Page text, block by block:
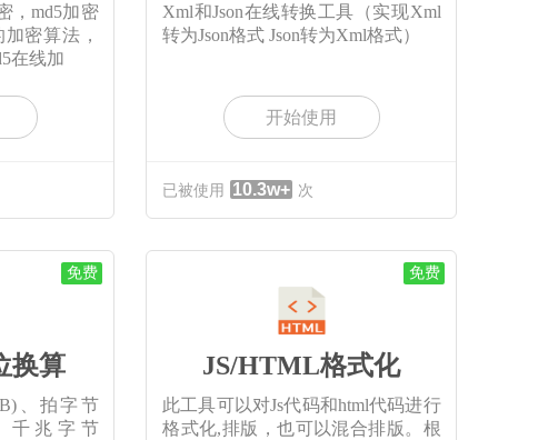
，md5加密
密算法，
在线加
Xml和Json在线转换工具（实现Xml
转为Json格式 Json转为Xml格式）
开始使用
已被使用 10.3w+ 次
免费
换算
、拍字节
千兆字节
免费
JS/HTML格式化
此工具可以对Js代码和html代码进行
格式化,排版，也可以混合排版。根